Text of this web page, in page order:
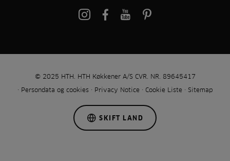
pinterest
© 2025 HTH. HTH Køkkener A/S CVR. NR. 89645417
Persondata og cookies
Privacy Notice Cookie Liste Sitemap
SKIFT LAND